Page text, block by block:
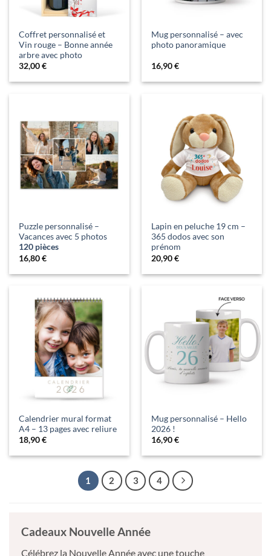
Coffret personnalisé et
Vin rouge – Bonne année
arbre avec photo
32,00€
Mug personnalisé – avec
photo panoramique
16,90€
Puzzle personnalisé –
Vacances avec 5 photos
120 pièces
16,80€
Lapin en peluche 19 cm –
365 dodos avec son
prénom
20,90€
Calendrier mural format
A4 – 13 pages avec reliure
18,90€
Mug personnalisé – Hello
2026 !
16,90€
1 2 3 4
Cadeaux Nouvelle Année
Célébrez la Nouvelle Année avec une touche